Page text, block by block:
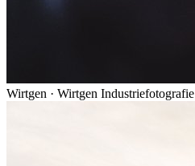
Wirtgen · Wirtgen Industriefotografie